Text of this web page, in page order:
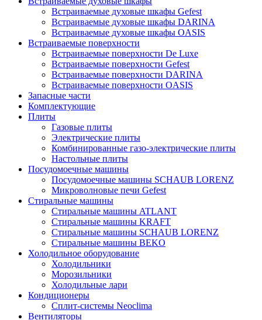
Встраиваемые духовые шкафы Gefest
Встраиваемые духовые шкафы DARINA
Встраиваемые духовые шкафы OASIS
Встраиваемые поверхности
Встраиваемые поверхности De Luxe
Встраиваемые поверхности Gefest
Встраиваемые поверхности DARINA
Встраиваемые поверхности OASIS
Запасные части
Комплектующие
Плиты
Газовые плиты
Электрические плиты
Комбинированные газо-электрические плиты
Настольные плиты
Посудомоечные машины
Посудомоечные машины SCHAUB LORENZ
Микроволновые печи Gefest
Стиральные машины
Стиральные машины ATLANT
Стиральные машины KRAFT
Стиральные машины SCHAUB LORENZ
Стиральные машины BEKO
Холодильное оборудование
Холодильники
Морозильники
Холодильные лари
Кондиционеры
Сплит-системы Neoclima
Вентиляторы